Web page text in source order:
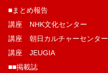
■まとめ報告
講座 NHK文化センター
講座 朝日カルチャーセンター
講座 JEUGIA
■■掲載誌